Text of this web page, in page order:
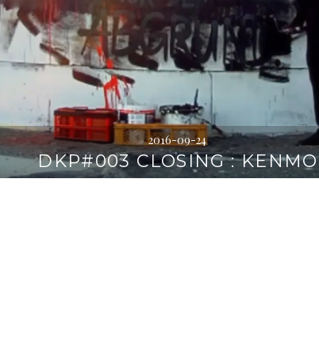
2016-09-24
DKP#003 CLOSING : KENMO